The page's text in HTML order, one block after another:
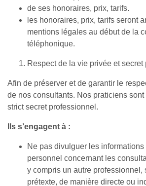
de ses honoraires, prix, tarifs.
les honoraires, prix, tarifs seront
mentions légales au début de la
téléphonique.
Respect de la vie privée et secret
Afin de préserver et de garantir le
de nos consultants. Nos praticiens
strict secret professionnel.
Ils s’engagent à :
Ne pas divulguer les informations
personnel concernant les
y compris un autre professionnel,
prétexte, de manière directe ou